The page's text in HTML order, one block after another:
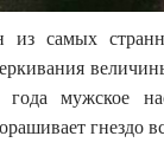
из самых
года мужское
гнездо